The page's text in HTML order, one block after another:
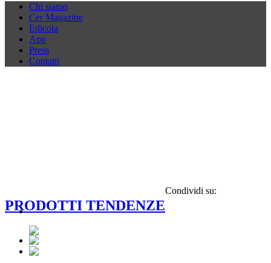
Chi siamo
Cer Magazine
Edicola
App
Press
Contatti
PRODOTTI TENDENZE
Condividi su: